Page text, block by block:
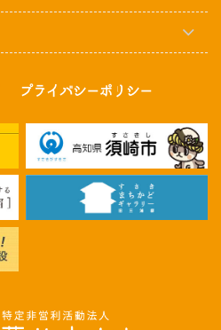
プライバシーポリシー